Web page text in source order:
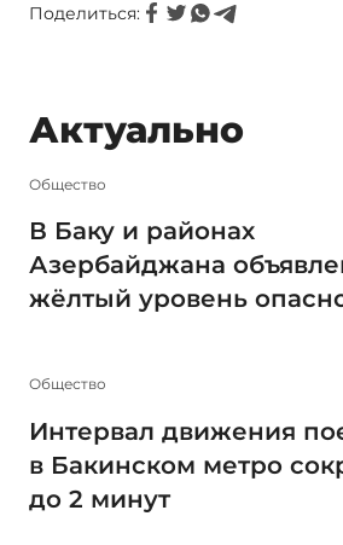
Поделиться:
Актуально
Общество
В Баку и районах
Азербайджана
жёлтый уровень
Общество
Интервал движения
в Бакинском метро
до 2 минут